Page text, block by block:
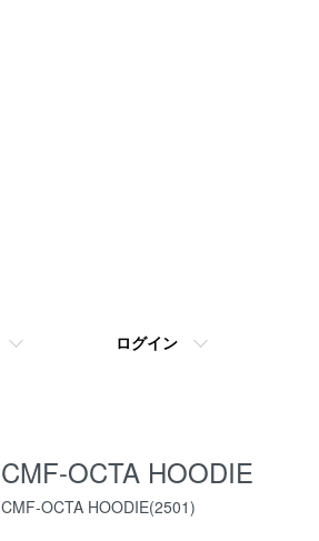
ログイン
CMF-OCTA HOODIE
CMF-OCTA HOODIE(2501)